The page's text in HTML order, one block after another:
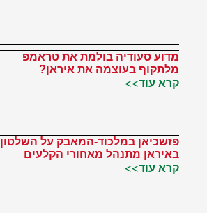
מדוע סעודיה בולמת את טראמפ
מלתקוף בעוצמה את איראן?
קרא עוד>>
פזשכיאן במלכוד-המאבק על השלטון
באיראן מתנהל מאחורי הקלעים
קרא עוד>>